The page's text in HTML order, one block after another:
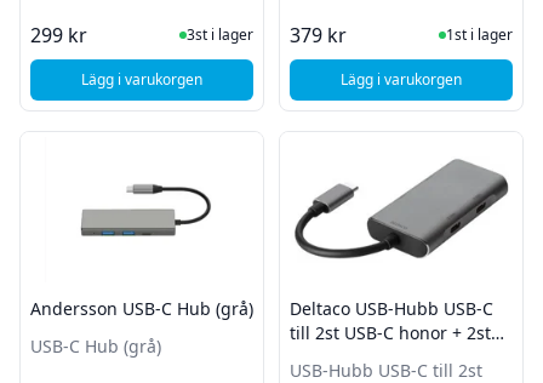
299 kr I Lager
3st i lager
Lägg i varukorgen, Deltaco 3-Portars USB 3.1 Typ C-hubb samt
379 kr I Lager
1st i lager
Lägg i varukorgen, Icy Box USB-Hub -
Andersson USB-C Hub (grå)
USB-C Hub (grå)
Deltaco USB-Hubb USB-C
till 2st USB-C honor + 2st
USB-Hubb USB-C till 2st